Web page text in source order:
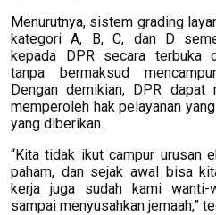
Menurutnya, sistem grading
kategori A, B, C, dan D
kepada DPR secara terbuka
tanpa bermaksud
Dengan demikian, DPR dapat
memperoleh hak pelayanan
yang diberikan.
“Kita tidak ikut campur urusan
paham, dan sejak awal bisa
kerja juga sudah kami
sampai menyusahkan jemaah,”